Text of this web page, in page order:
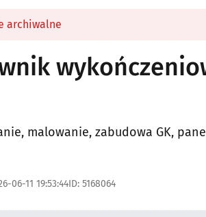
archiwalne
malowanie, zabudowa GK,
06-11 19:53:44ID: 5168064